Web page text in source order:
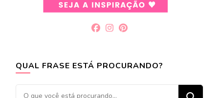
QUAL FRASE ESTÁ PROCURANDO?
Procurando